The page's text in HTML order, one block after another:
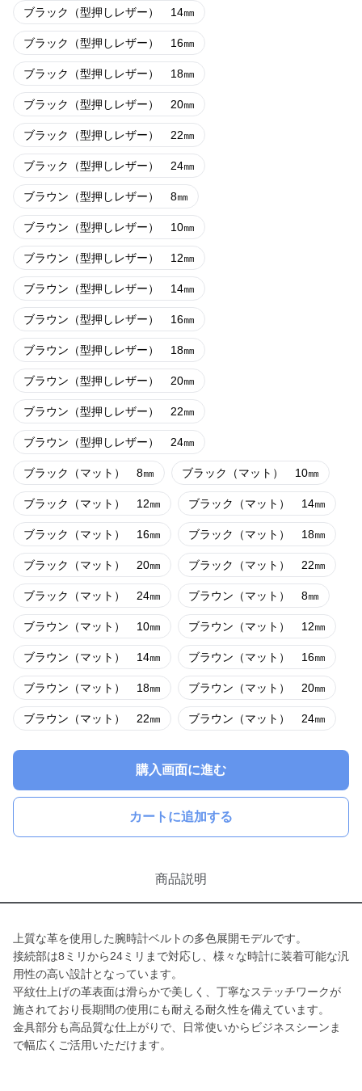
ブラック（型押しレザー） 14㎜
ブラック（型押しレザー） 16㎜
ブラック（型押しレザー） 18㎜
ブラック（型押しレザー） 20㎜
ブラック（型押しレザー） 22㎜
ブラック（型押しレザー） 24㎜
ブラウン（型押しレザー） 8㎜
ブラウン（型押しレザー） 10㎜
ブラウン（型押しレザー） 12㎜
ブラウン（型押しレザー） 14㎜
ブラウン（型押しレザー） 16㎜
ブラウン（型押しレザー） 18㎜
ブラウン（型押しレザー） 20㎜
ブラウン（型押しレザー） 22㎜
ブラウン（型押しレザー） 24㎜
ブラック（マット） 8㎜ ブラック（マット） 10㎜
ブラック（マット） 12㎜ ブラック（マット） 14㎜
ブラック（マット） 16㎜ ブラック（マット） 18㎜
ブラック（マット） 20㎜ ブラック（マット） 22㎜
ブラック（マット） 24㎜ ブラウン（マット） 8㎜
ブラウン（マット） 10㎜ ブラウン（マット） 12㎜
ブラウン（マット） 14㎜ ブラウン（マット） 16㎜
ブラウン（マット） 18㎜ ブラウン（マット） 20㎜
ブラウン（マット） 22㎜ ブラウン（マット） 24㎜
購入画面に進む
カートに追加する
商品説明
上質な革を使用した腕時計ベルトの多色展開モデルです。
接続部は8ミリから24ミリまで対応し、様々な時計に装着可能な汎
用性の高い設計となっています。
平紋仕上げの革表面は滑らかで美しく、丁寧なステッチワークが
施されており長期間の使用にも耐える耐久性を備えています。
金具部分も高品質な仕上がりで、日常使いからビジネスシーンま
で幅広くご活用いただけます。